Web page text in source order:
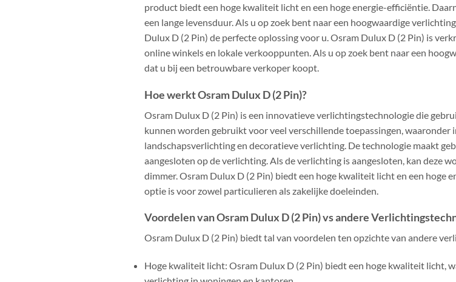
product biedt een hoge kwaliteit licht en een hoge energie-efficiëntie.
een lange levensduur. Als u op zoek bent naar een hoogwaardige
Dulux D (2 Pin) de perfecte oplossing voor u. Osram Dulux D (2 Pin) is
online winkels en lokale verkooppunten. Als u op zoek bent naar een
dat u bij een betrouwbare verkoper koopt.
Hoe werkt Osram Dulux D (2 Pin)?
Osram Dulux D (2 Pin) is een innovatieve verlichtingstechnologie die
kunnen worden gebruikt voor veel verschillende toepassingen,
landschapsverlichting en decoratieve verlichting. De technologie maakt
aangesloten op de verlichting. Als de verlichting is aangesloten, kan deze
dimmer. Osram Dulux D (2 Pin) biedt een hoge kwaliteit licht en een hoge
optie is voor zowel particulieren als zakelijke doeleinden.
Voordelen van Osram Dulux D (2 Pin) vs andere
Osram Dulux D (2 Pin) biedt tal van voordelen ten opzichte van andere
Hoge kwaliteit licht: Osram Dulux D (2 Pin) biedt een hoge kwaliteit licht,